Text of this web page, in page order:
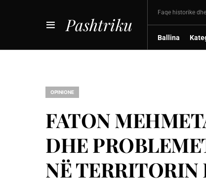
Pashtriku
Faqe historike
Ballina
OPINIONE
FATON
DHE
NË TERRITORIN